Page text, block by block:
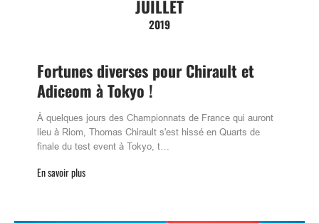
JUILLET
2019
Fortunes diverses pour Chirault et
Adiceom à Tokyo !
À quelques jours des Championnats de France qui auront
lieu à Riom, Thomas Chirault s'est hissé en Quarts de
finale du test event à Tokyo, t…
En savoir plus